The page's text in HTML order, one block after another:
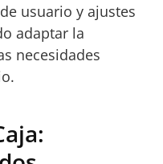
usuario y ajustes
adaptar la
necesidades